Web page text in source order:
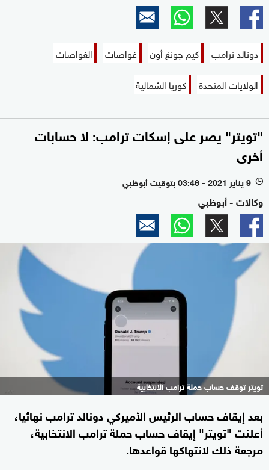
دونالد ترامب كيم جونغ أون غواصات
الغواصات
الولايات المتحدة
كوريا الشمالية
"تويتر" يصر على إسكات ترامب: لا حسابات
أخرى
l 9 يناير 2021 - 03:46 بتوقيت أبوظبي
وكالات - أبوظبي
تويتر توقف حساب حملة ترامب الانتخابية
بعد إيقاف حساب الرئيس الأميركي دونالد ترامب نهائيا،
أعلنت "تويتر" إيقاف حساب حملة ترامب الانتخابية،
مرجعة ذلك لانتهاكها قواعدها.